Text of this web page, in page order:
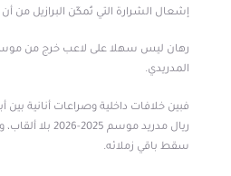
إشعال الشرارة التي تُمكّن البرازيل من
رهان ليس سهلا على لاعب خرج من
المدريدي.
فبين خلافات داخلية وصراعات أنانية بين
ريال مدريد موسم
سقط باقي زملائه.